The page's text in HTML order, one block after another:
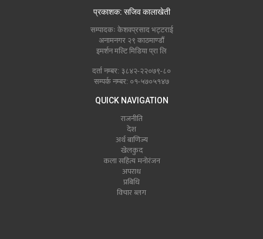
प्रकाशक: सजिव कालाखेती
सम्पादकः केशवप्रसाद भट्टराई
अनामनगर २९ काठमाण्डौं
इमर्शन मल्टि मिडिया प्रा लि
दर्ता नम्बर: ३८४२-२२०७९-८०
सम्पर्क नम्बर: ०१-५७०५१४७
QUICK NAVIGATION
राजनीति
देश
अर्थ बाणिज्य
खेलकुद
कला सहित्य मनोरंजन
अपराध
प्रबिधि
विचार ब्लग